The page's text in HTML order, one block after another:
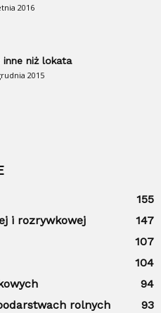
2016
niż lokata
2015
155
i rozrywkowej
147
107
104
94
rolnych
93